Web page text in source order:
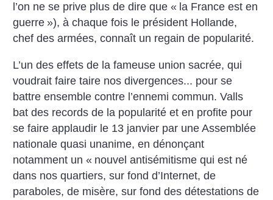
l’on ne se prive plus de dire que « la France esten
guerre »), à chaque fois le président Hollande,
chef des armées, connaît un regain de popularité.
L’un des effets de la fameuse union sacrée, qui
voudrait faire taire nos divergences... pour se
battre ensemble contre l’ennemi commun. Valls
bat des records de la popularité et en profite pour
se faire applaudir le 13 janvier par une Assemblée
nationale quasi unanime, en dénonçant
notamment un « nouvel antisémitisme qui est né
dans nos quartiers, sur fond d’Internet,de
paraboles, de misère, sur fond des détestations de